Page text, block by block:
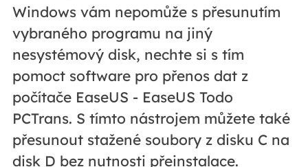
Windows vám nepomůže s přesunutím
vybraného programu na jiný
nesystémový disk, nechte si s tím
pomoct software pro přenos dat z
počítače EaseUS - EaseUS Todo
PCTrans. S tímto nástrojem můžete také
přesunout stažené soubory z disku C na
disk D bez nutnosti přeinstalace.